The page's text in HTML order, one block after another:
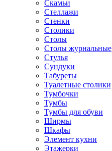
Скамьи
Стеллажи
Стенки
Столики
Столы
Столы журнальные
Стулья
Сундуки
Табуреты
Туалетные столики
Тумбочки
Тумбы
Тумбы для обуви
Ширмы
Шкафы
Элемент кухни
Этажерки